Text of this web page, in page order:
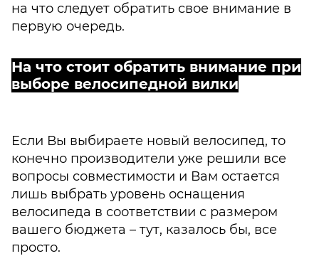
на что следует обратить свое внимание в
первую очередь.
На что стоит обратить внимание при
выборе велосипедной вилки
Если Вы выбираете новый велосипед, то
конечно производители уже решили все
вопросы совместимости и Вам остается
лишь выбрать уровень оснащения
велосипеда в соответствии с размером
вашего бюджета – тут, казалось бы, все
просто.